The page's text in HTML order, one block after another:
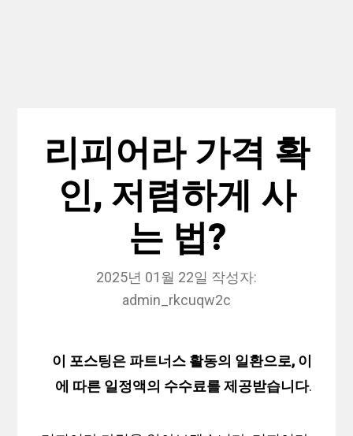
리피어라 가격 확
인, 저렴하게 사
는 법?
2025년 01월 22일 작성자:
admin_rkcuqw2c
이 포스팅은 파트너스 활동의 일환으로, 이
에 따른 일정액의 수수료를 제공받습니다.